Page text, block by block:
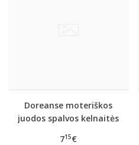
Doreanse moteriškos
juodos spalvos kelnaitės
715€